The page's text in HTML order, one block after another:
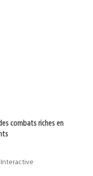
combats riches en